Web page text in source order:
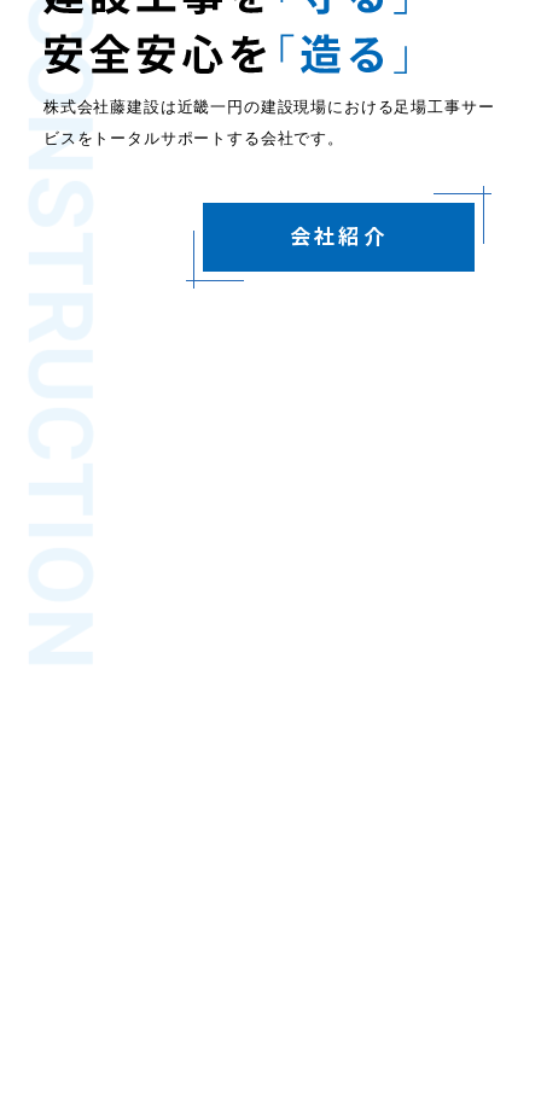
CONSTRUCTION
株式会社藤建設は近畿一円の建設現場における足場工事サー
ビスをトータルサポートする会社です。